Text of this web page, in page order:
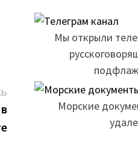
Следующая
запись:
Мы открыли
Морские